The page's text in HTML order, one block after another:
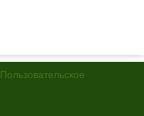
Пользовательское